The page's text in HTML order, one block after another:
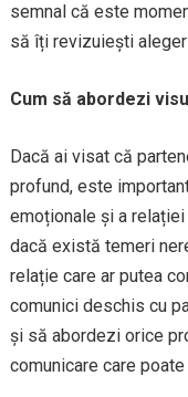
semnal că este
să îți revizuiești
Cum să abordezi
Dacă ai visat că
profund, este
emoționale și a
dacă există temeri
relație care ar putea
comunici deschis cu
și să abordezi orice
comunicare care